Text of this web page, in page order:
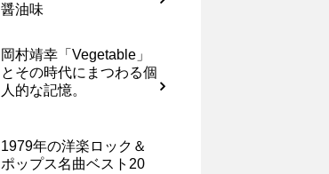
醤油味
岡村靖幸「Vegetable」
とその時代にまつわる個
人的な記憶。
1979年の洋楽ロック＆
ポップス名曲ベスト20